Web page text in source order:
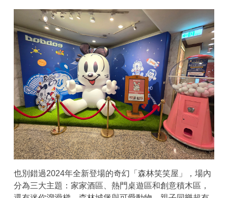
也別錯過2024年全新登場的奇幻「森林笑笑屋」，場內
分為三大主題：家家酒區、熱門桌遊區和創意積木區，